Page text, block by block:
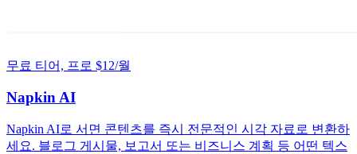
무료 티어, 프로 $12/월
Napkin AI
Napkin AI로 서면 콘텐츠를 즉시 전문적인 시각 자료로 변환하
세요. 블로그 게시물, 보고서 또는 비즈니스 계획 등 어떤 텍스